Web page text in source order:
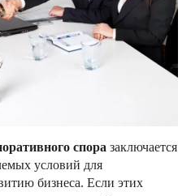
спора заключается
условий для
бизнеса. Если этих